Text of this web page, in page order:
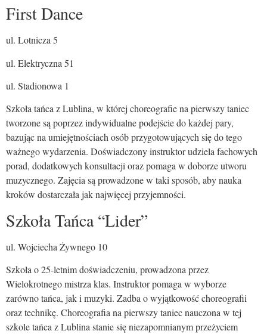
First Dance
ul. Lotnicza 5
ul. Elektryczna 51
ul. Stadionowa 1
Szkoła tańca z Lublina, w której choreografie na pierwszy taniec
tworzone są poprzez indywidualne podejście do każdej pary,
bazując na umiejętnościach osób przygotowujących się do tego
ważnego wydarzenia. Doświadczony instruktor udziela fachowych
porad, dodatkowych konsultacji oraz pomaga w doborze utworu
muzycznego. Zajęcia są prowadzone w taki sposób, aby nauka
kroków dostarczała jak najwięcej przyjemności.
Szkoła Tańca “Lider”
ul. Wojciecha Żywnego 10
Szkoła o 25-letnim doświadczeniu, prowadzona przez
Wielokrotnego mistrza klas. Instruktor pomaga w wyborze
zarówno tańca, jak i muzyki. Zadba o wyjątkowość choreografii
oraz technikę. Choreografia na pierwszy taniec nauczona w tej
szkole tańca z Lublina stanie się niezapomnianym przeżyciem